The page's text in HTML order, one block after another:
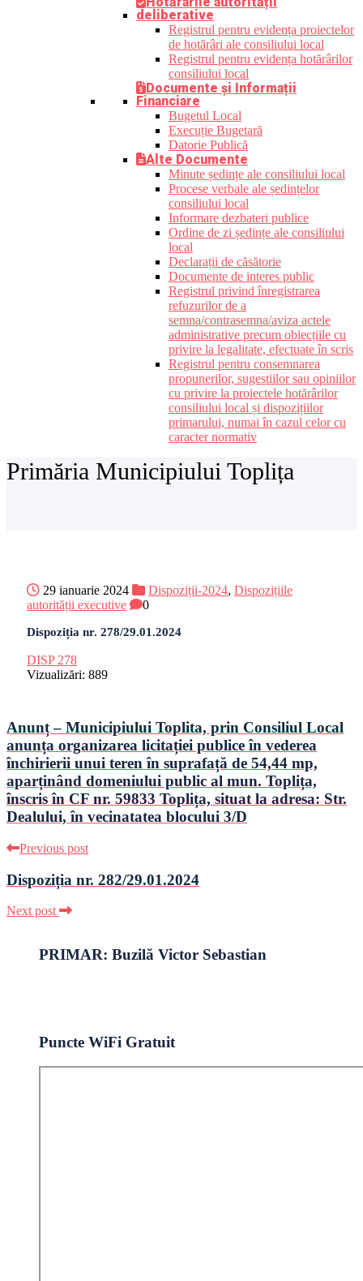
deliberative
Registrul pentru evidența proiectelor
de hotărâri ale consiliului local
Registrul pentru evidența hotărârilor
consiliului local
Documente și Informații
Financiare
Bugetul Local
Execuție Bugetară
Datorie Publică
Alte Documente
Minute ședințe ale consiliului local
Procese verbale ale ședințelor
consiliului local
Informare dezbateri publice
Ordine de zi ședințe ale consiliului
local
Declarații de căsătorie
Documente de interes public
Registrul privind înregistrarea
refuzurilor de a
semna/contrasemna/aviza actele
administrative precum obiecțiile cu
privire la legalitate, efectuate în scris
Registrul pentru consemnarea
propunerilor, sugestiilor sau opiniilor
cu privire la proiectele hotărârilor
consiliului local și dispozițiilor
primarului, numai în cazul celor cu
caracter normativ
Primăria Municipiului Toplița
29 ianuarie 2024 Dispoziții-2024, Dispozițiile
autorității executive
0
Dispoziția nr. 278/29.01.2024
DISP 278
Vizualizări: 889
Anunț – Municipiului Toplita, prin Consiliul Local
anunța organizarea licitației publice în vederea
închirierii unui teren în suprafață de 54,44 mp,
aparținând domeniului public al mun. Toplița,
înscris în CF nr. 59833 Toplița, situat la adresa: Str.
Dealului, în vecinatatea blocului 3/D
Previous post
Dispoziția nr. 282/29.01.2024
Next post
PRIMAR: Buzilă Victor Sebastian
Puncte WiFi Gratuit